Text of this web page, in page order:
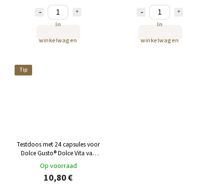
In
winkelwagen
In
winkelwagen
Tip
Testdoos met 24 capsules voor
Dolce Gusto® Dolce Vita van
Op voorraad
10,80 €